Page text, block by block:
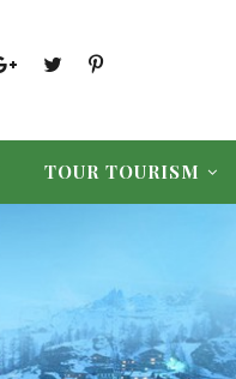
TOUR TOURISM